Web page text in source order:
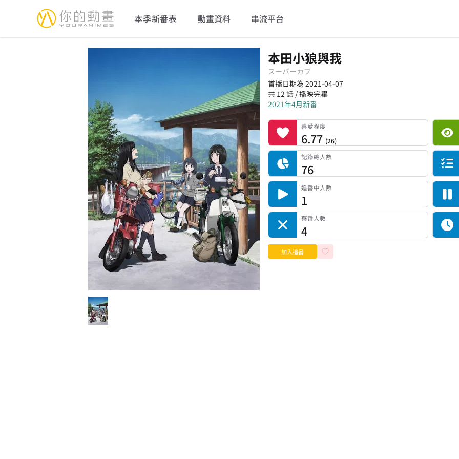
YourAnimes 你的動畫 本季新番表 動畫資料 串流平台
本田小狼與我
スーパーカブ
首播日期為 2021-04-07
共 12 話 / 播映完畢
2021年4月新番
喜愛程度 喜愛程度
6.77 (26)
平台累積觀看次數
記錄總人數
記錄總人數
76
完食人數
追番中人數
追番中人數
1
一時中斷人數
棄番人數
棄番人數
4
計劃觀看人數
加入追番